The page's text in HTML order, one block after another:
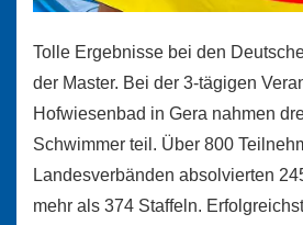
Tolle Ergebnisse bei den
der Master. Bei der 3-tägigen
Hofwiesenbad in Gera nahmen
Schwimmer teil. Über 800
Landesverbänden absolvierten
mehr als 374 Staffeln.